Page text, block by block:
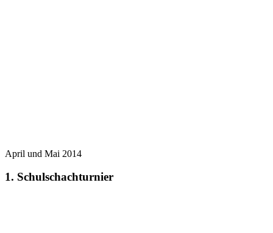
April und Mai 2014
1. Schulschachturnier